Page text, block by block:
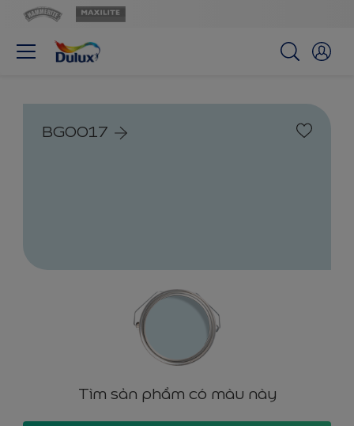
BG0017
Tìm sản phẩm có màu này